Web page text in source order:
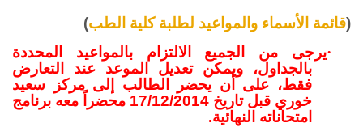
(قائمة الأسماء والمواعيد لطلبة كلية الطب)
·يرجى من الجميع الالتزام بالمواعيد المحددة
بالجداول، ويمكن تعديل الموعد عند التعارض
فقط، على أن يحضر الطالب إلى مركز سعيد
خوري قبل تاريخ 17/12/2014 محضراً معه برنامج
امتحاناته النهائية.